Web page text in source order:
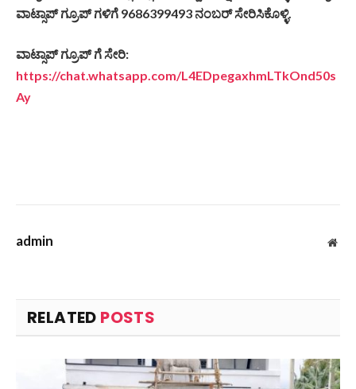
ವಾಟ್ಸಾಪ್ ಗ್ರೂಪ್ ಗಳಿಗೆ 9686399493 ನಂಬರ್ ಸೇರಿಸಿಕೊಳ್ಳಿ.
ವಾಟ್ಸಾಪ್ ಗ್ರೂಪ್ ಗೆ ಸೇರಿ:
https://chat.whatsapp.com/L4EDpegaxhmLTkOnd50s
Ay
admin
RELATED POSTS